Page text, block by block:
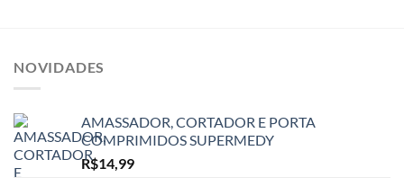
NOVIDADES
AMASSADOR, CORTADOR E PORTA
COMPRIMIDOS SUPERMEDY
R$14,99